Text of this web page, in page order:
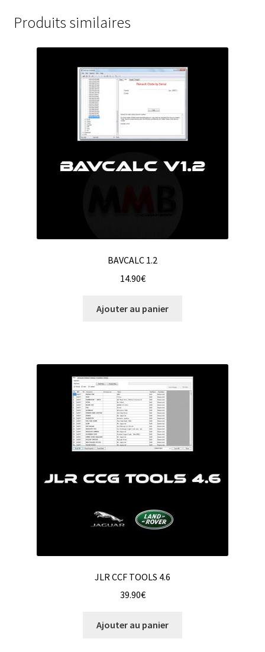
Produits similaires
BAVCALC 1.2
14.90€
Ajouter au panier
JLR CCF TOOLS 4.6
39.90€
Ajouter au panier